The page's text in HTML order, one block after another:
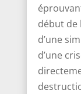
début de
d’une
d’une